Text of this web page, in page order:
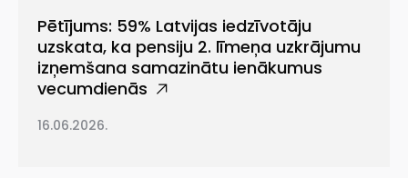
Pētījums: 59% Latvijas iedzīvotāju
uzskata, ka pensiju 2. līmeņa uzkrājumu
izņemšana samazinātu ienākumus
vecumdienās
16.06.2026.